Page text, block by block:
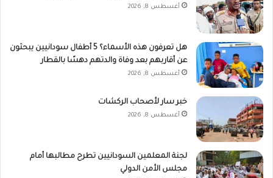
أغسطس 8, 2026
هل تعرفون هذه الأسماء؟ 5 أطفال سودانيين يبحثون
عن أقاربهم بعد وفاة والدتهم دهسًا بالقطار
أغسطس 8, 2026
خبر سار لأصحاب الركشات
أغسطس 8, 2026
لجنة المعلمين السودانيين تطرح مطالبها أمام
مجلس الأمن الدولي